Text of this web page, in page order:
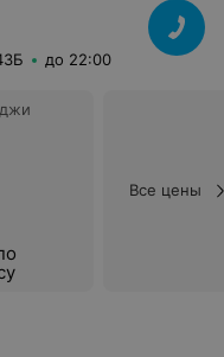
до 22:00
Все цены